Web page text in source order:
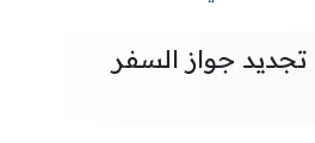
جواز السفر